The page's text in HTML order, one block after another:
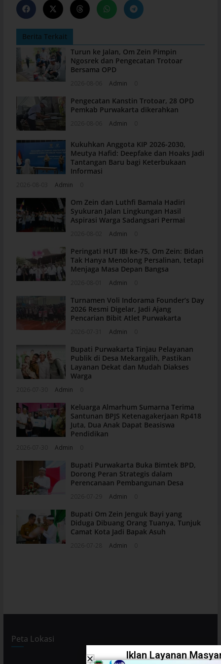
Berita Terkait
Turun ke Jalan, Om Zein Pimpin
Ngosrek dan Pengecatan Trotoar
Bersama OPD
Admin
Pengecatan Kanstin Trotoar, 28 OPD
Pemkab Purwakarta dikerahkan
Admin
Kukuhkan Anggota KIP 2026-2030,
Meutya Hafid: Deepfake dan Hoaks Jadi
Tantangan Baru bagi Keterbukaan
Informasi
Admin
Om Zein dan Luthfi Bamala Hadiri
Syukuran Jalan Lingkungan Hasil
Aspirasi Warga Sadangsari Permai
Admin
Peringati HUT IBI ke-75, Om Zein: Bidan
Tak Hanya Menolong Persalinan, tetapi
Menjaga Masa Depan Bangsa
Admin
Turnamen Voli Indorama Founder’s Day
2026 Resmi Digelar, Jadi Ajang
Pencarian Bibit Atlet Purwakarta
Admin
Bupati Purwakarta Tinjau Pelayanan
Publik di Desa Mekargalih, Pastikan
Layanan Dekat dan Mudah Diakses
Warga
Admin
Keluarga Almarhum Sumarna Terima
Santunan BPJS Ketenagakerjaan Rp418
Juta, Dua Anak Dapat Beasiswa
Pendidikan
Admin
Bupati Purwakarta Buka Bimtek BPD,
Dorong Peran Strategis dalam
Perencanaan Pembangunan Desa
Admin
Bupati Om Zein Jenguk Bayi yang
Diduga Dibuang Orang Tuanya, Tunjuk
Camat Kota Jadi Bapak Asuh
Admin
Peta Lokasi
Iklan Layanan